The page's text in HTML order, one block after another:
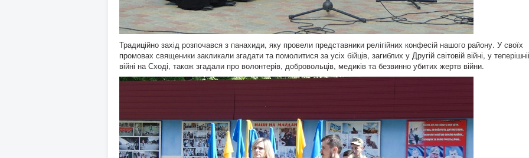
Традиційно захід розпочався з панахиди, яку провели представники релігійних конфесій нашого району. У своїх
промовах священики закликали згадати та помолитися за усіх бійців, загиблих у Другій світовій війні, у
війні на Сході, також згадали про волонтерів, добровольців, медиків та безвинно убитих жертв війни.